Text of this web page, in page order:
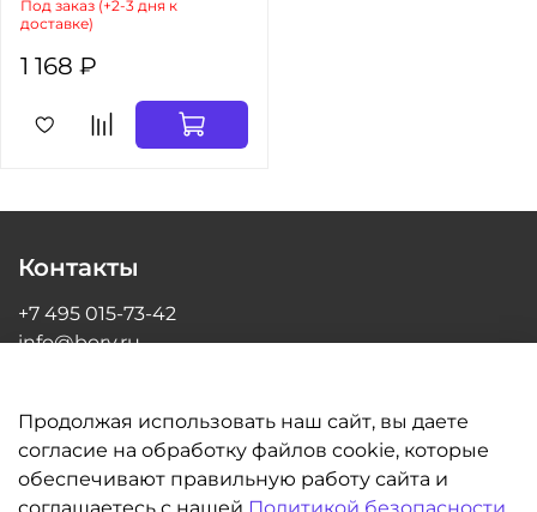
Под заказ (+2-3 дня к
доставке)
1 168 ₽
Информация
Контакты
+7 495 015-73-42
info@bory.ru
Продолжая использовать наш сайт, вы даете
согласие на обработку файлов cookie, которые
обеспечивают правильную работу сайта и